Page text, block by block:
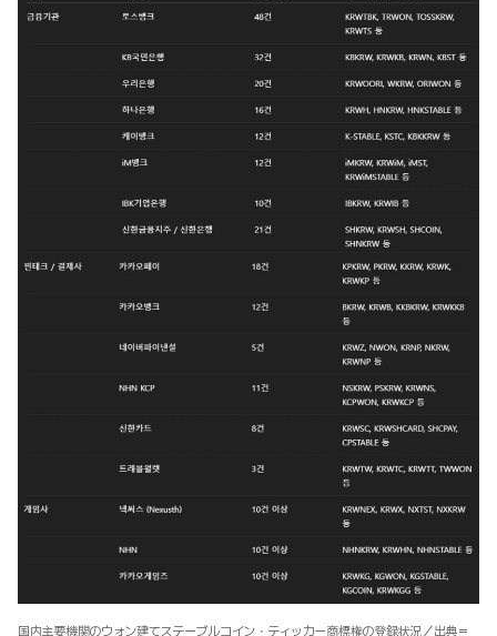
国内主要機関のウォン建てステーブルコイン・ティッカー商標権の登録状況／出典＝